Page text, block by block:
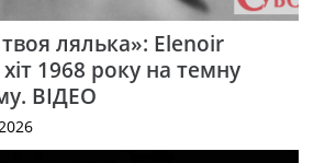
лялька»: Elenoir
1968 року на темну
ВІДЕО